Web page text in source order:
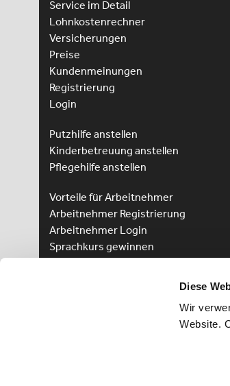
Diese
Wir
Website.
Service im Detail
Lohnkostenrechner
Versicherungen
Preise
Kundenmeinungen
Registrierung
Login
Putzhilfe anstellen
Kinderbetreuung anstellen
Pflegehilfe anstellen
Vorteile für Arbeitnehmer
Arbeitnehmer Registrierung
Arbeitnehmer Login
Sprachkurs gewinnen